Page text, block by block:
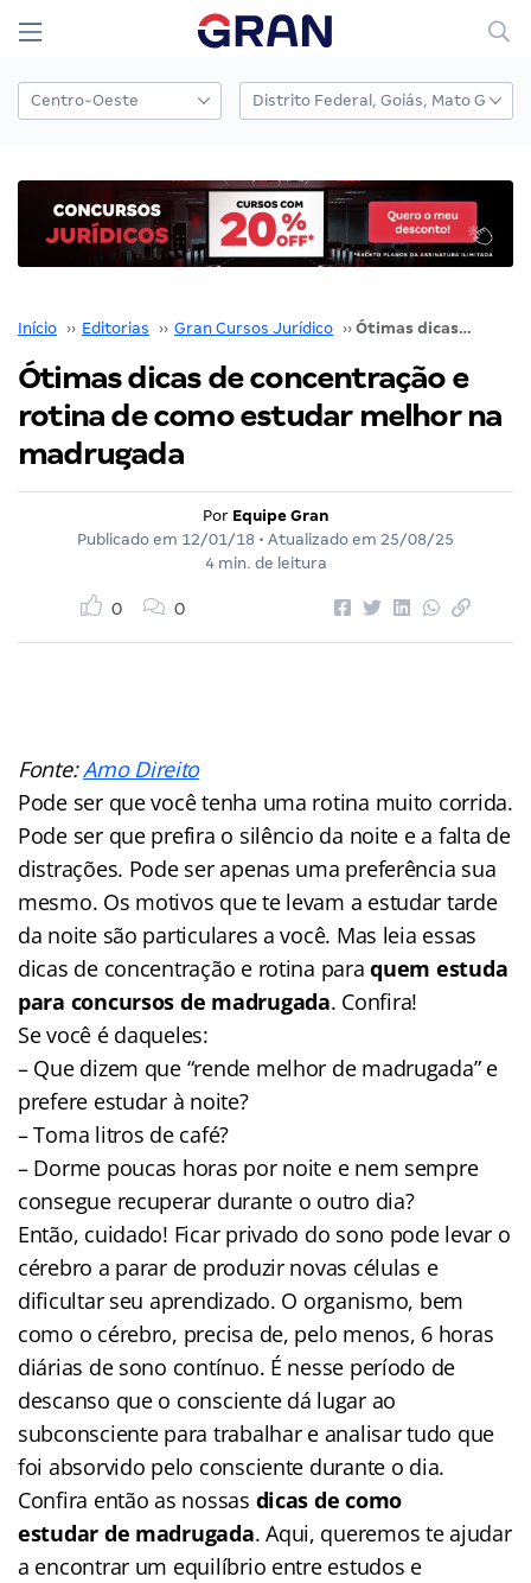
Início ›› Editorias ›› Gran Cursos Jurídico ›› Ótimas dicas de concentração e rotina de como estudar melhor na madrugada
Ótimas dicas de concentração e
rotina de como estudar melhor na
madrugada
Por Equipe Gran
Publicado em 12/01/18 • Atualizado em 25/08/25
4 min. de leitura
0 0
Fonte:Amo Direito
Pode ser que você tenha uma rotina muito corrida.
Pode ser que prefira o silêncio da noite e a falta de
distrações. Pode ser apenas uma preferência sua
mesmo. Os motivos que te levam a estudar tarde
da noite são particulares a você. Mas leia essas
dicas de concentração e rotina paraquem estuda
para concursos de madrugada. Confira!
Se você é daqueles:
– Que dizem que “rende melhor de madrugada” e
prefere estudar à noite?
– Toma litros de café?
– Dorme poucas horas por noite e nem sempre
consegue recuperar durante o outro dia?
Então, cuidado! Ficar privado do sono pode levar o
cérebro a parar de produzir novas células e
dificultar seu aprendizado. O organismo, bem
como o cérebro, precisa de, pelo menos, 6 horas
diárias de sono contínuo. É nesse período de
descanso que o consciente dá lugar ao
subconsciente para trabalhar e analisar tudo que
foi absorvido pelo consciente durante o dia.
Confira então as nossas dicas de como
estudar de madrugada. Aqui, queremos te ajudar
a encontrar um equilíbrio entre estudos e